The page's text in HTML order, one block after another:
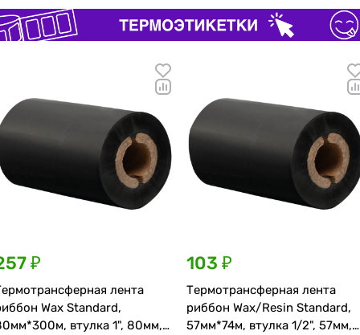
₽
лента
Wax Standard,
втулка 1", 80мм,
103 ₽
Термотрансферная лента
риббон Wax/Resin Standard,
57мм*74м, втулка 1/2", 57мм,